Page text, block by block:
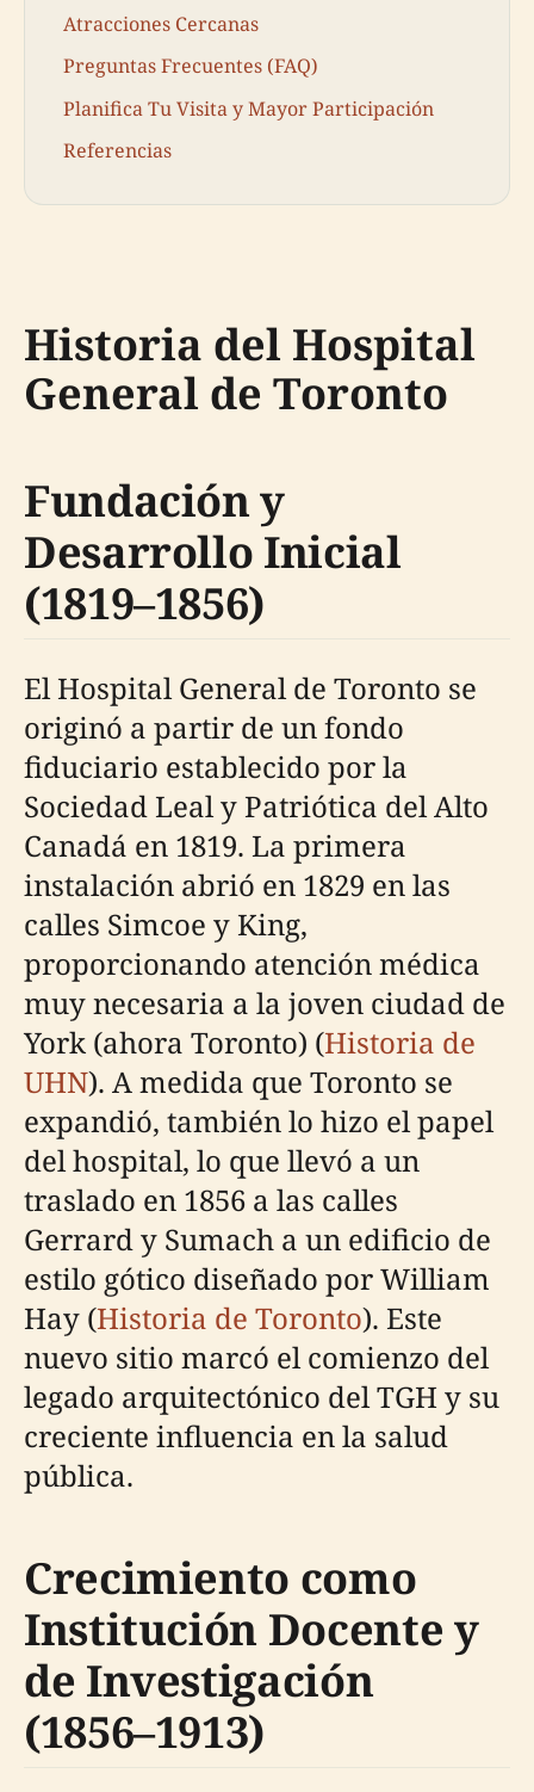
Atracciones Cercanas
Preguntas Frecuentes (FAQ)
Planifica Tu Visita y Mayor Participación
Referencias
Historia del Hospital
General de Toronto
Fundación y
Desarrollo Inicial
(1819–1856)
El Hospital General de Toronto se
originó a partir de un fondo
fiduciario establecido por la
Sociedad Leal y Patriótica del Alto
Canadá en 1819. La primera
instalación abrió en 1829 en las
calles Simcoe y King,
proporcionando atención médica
muy necesaria a la joven ciudad de
York (ahora Toronto) (Historia de
UHN). A medida que Toronto se
expandió, también lo hizo el papel
del hospital, lo que llevó a un
traslado en 1856 a las calles
Gerrard y Sumach a un edificio de
estilo gótico diseñado por William
Hay (Historia de Toronto). Este
nuevo sitio marcó el comienzo del
legado arquitectónico del TGH y su
creciente influencia en la salud
pública.
Crecimiento como
Institución Docente y
de Investigación
(1856–1913)